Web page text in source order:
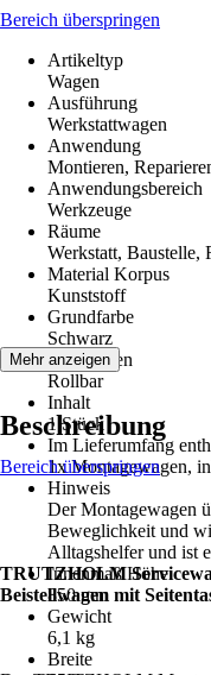
Bereich überspringen
Artikeltyp
Wagen
Ausführung
Werkstattwagen
Anwendung
Montieren,
Anwendungsbereich
Werkzeuge
Räume
Werkstatt, Baustelle,
Material Korpus
Kunststoff
Grundfarbe
Schwarz
Funktionen
Rollbar
Inhalt
1 Stück
Im Lieferumfang
1x Montagewagen,
Hinweis
Der Montagewagen
Beweglichkeit und
Alltagshelfer und ist
Innenmaß Höhe
850 mm
Gewicht
6,1 kg
Breite
Mehr anzeigen
Beschreibung
Bereich überspringen
TRUTZHOLM
Beistellwagen mit